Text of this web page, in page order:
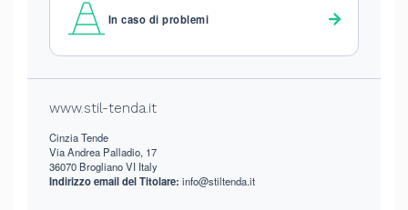
In caso di problemi
www.stil-tenda.it
Cinzia Tende
Via Andrea Palladio, 17
36070 Brogliano VI Italy
Indirizzo email del Titolare: info@stiltenda.it